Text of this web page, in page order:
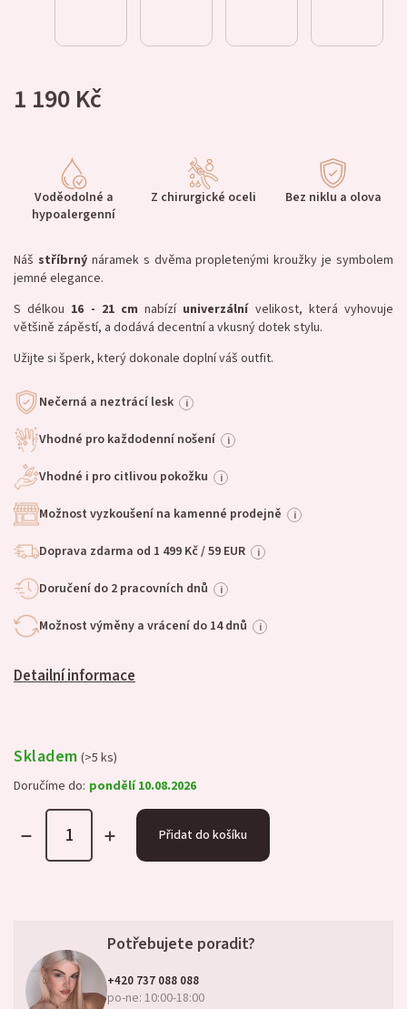
1 190 Kč
Voděodolné a
hypoalergenní
Z chirurgické oceli Bez niklu a olova
Náš stříbrnýnáramek s dvěma propletenými kroužky je symbolem
jemné elegance.
S délkou 16 - 21 cm nabízí univerzálnívelikost, která vyhovuje
většině zápěstí, a dodává decentní a vkusný dotek stylu.
Užijte si šperk, který dokonale doplní váš outfit.
Nečerná a neztrácí lesk i
Vhodné pro každodenní nošení i
Vhodné i pro citlivou pokožku i
Možnost vyzkoušení na kamenné prodejně i
Doprava zdarma od 1 499 Kč / 59 EUR i
Doručení do 2 pracovních dnů i
Možnost výměny a vrácení do 14 dnů i
Detailní informace
Skladem (>5 ks)
Doručíme do: pondělí 10.08.2026
Přidat do košíku
Potřebujete poradit?
+420 737 088 088
po-ne: 10:00-18:00